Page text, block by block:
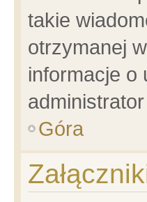
takie
otrzymanej
informacje o
Góra